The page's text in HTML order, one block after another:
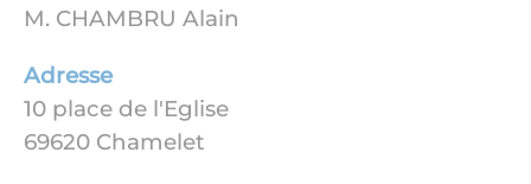
M. CHAMBRU Alain
Adresse
10 place de l'Eglise
69620 Chamelet